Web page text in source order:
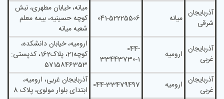
آذربایجان
شرقی
میانه 041-52225506
میانه، خیابان مطهری، نبش
کوچه حسینیه، بیمه معلم
شعبه میانه
آذربایجان
غربی
ارومیه
044-
33443730-1
اروميه، خيابان دانشکده،
کوچه21، پلاک162، کدپستی:
5715846353
آذربایجان
غربی
ارومیه 044-33479497 آذربایجان غربی، ارومیه،
ابتدای بلوار مولوی، پلاک 8